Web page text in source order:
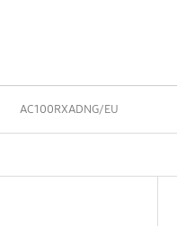
AC100RXADNG/EU